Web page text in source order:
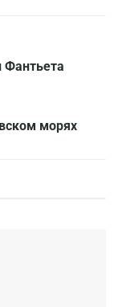
Фантьета
морях